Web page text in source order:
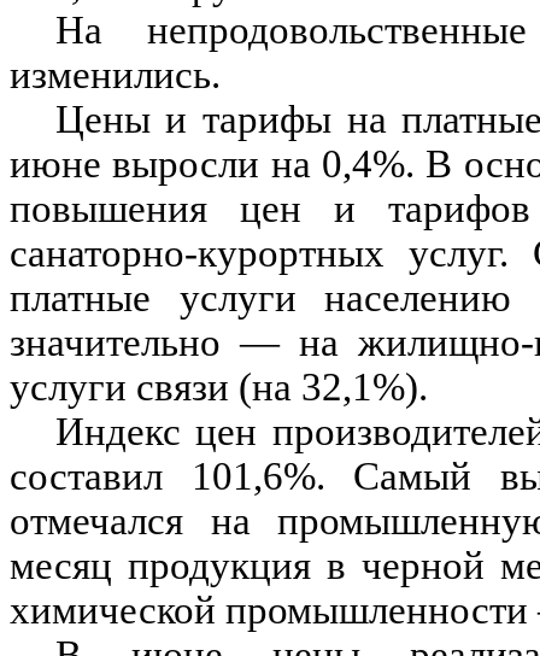
На
изменились.
Цены и тарифы на
июне выросли на 0,4%. В
повышения цен и
санаторно-курортных
платные услуги
значительно — на
услуги связи (на 32,1%).
Индекс цен
составил 101,6%. Самый
отмечался на
месяц продукция в черной
химической